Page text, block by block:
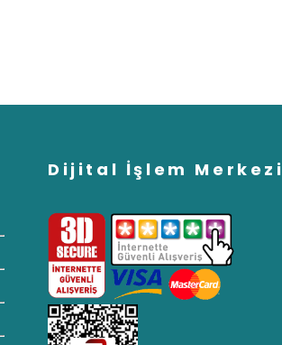
Dijital İşlem Merkezi